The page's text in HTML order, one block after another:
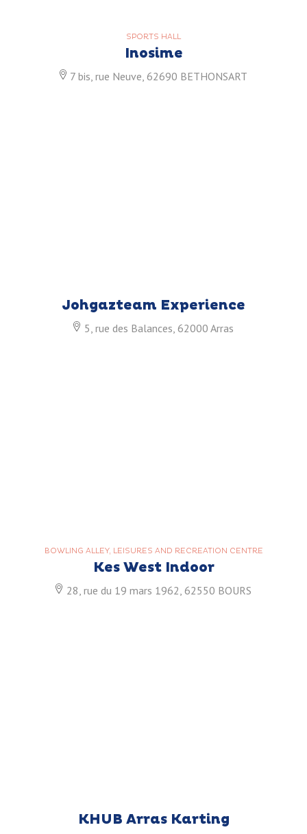
SPORTS HALL
Inosime
7 bis, rue Neuve, 62690 BETHONSART
Johgazteam Experience
5, rue des Balances, 62000 Arras
BOWLING ALLEY, LEISURES AND RECREATION CENTRE
Kes West Indoor
28, rue du 19 mars 1962, 62550 BOURS
KHUB Arras Karting